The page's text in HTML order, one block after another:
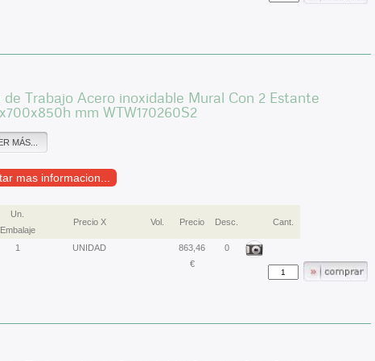
de Trabajo Acero inoxidable Mural Con 2 Estante
mm WTW170260S2
MÁS...
mas informacion...
Un.
Embalaje
Precio X Vol. Precio Desc. Cant.
1 UNIDAD
863,46
€
0